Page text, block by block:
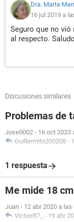
Dra. Marta
16 jul 2019 a
Seguro que no
al respecto.
Discusiones similares
Problemas de
Jose0002 - 16 oct 2023
Guillermito200208 -
1 respuesta
Me mide 18
Juan - 12 abr 2020 a las
Victorr87_ - 19 abr